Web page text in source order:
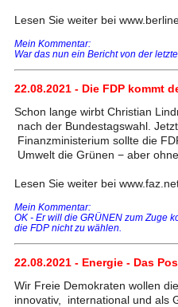
Lesen Sie weiter bei
Mein Kommentar:
War das nun ein Bericht von der
22.08.2021 - Die FDP kommt
Schon lange wirbt Christian
nach der Bundestagswahl.
Finanzministerium sollte die
Umwelt die Grünen − aber
Lesen Sie weiter bei
Mein Kommentar:
OK - Er will die GRÜNEN zum Zuge
die FDP nicht zu wählen.
22.08.2021 - Energie - Das
Wir Freie Demokraten wollen
innovativ, international und als